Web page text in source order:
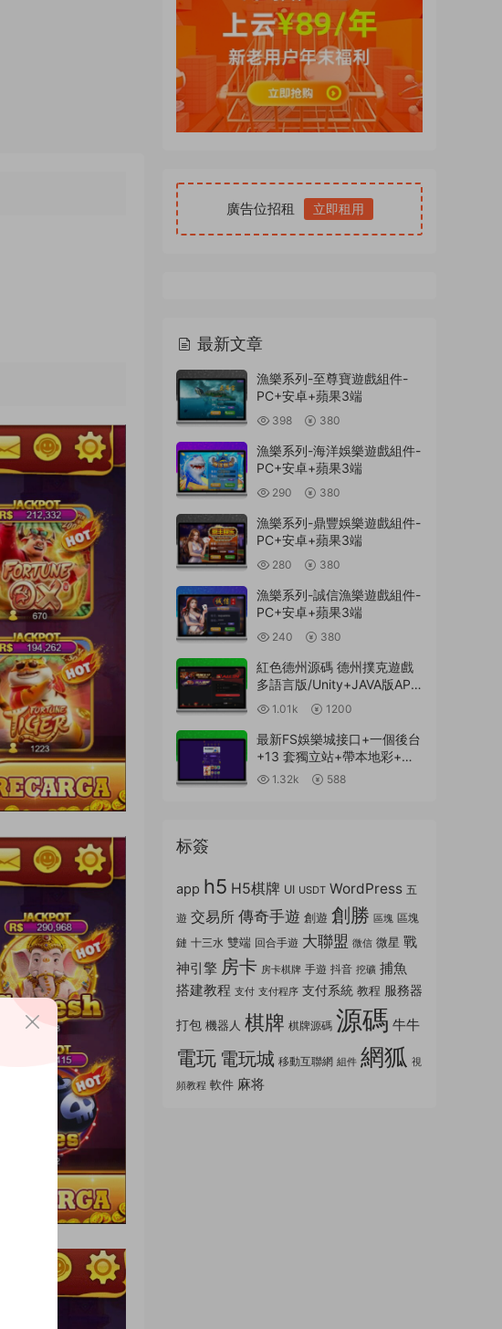
廣告位招租 立即租用
最新文章
漁樂系列-至尊寶遊戲組件-
PC+安卓+蘋果3端
398 380
漁樂系列-海洋娛樂遊戲組件-
PC+安卓+蘋果3端
290 380
漁樂系列-鼎豐娛樂遊戲組件-
PC+安卓+蘋果3端
280 380
漁樂系列-誠信漁樂遊戲組件-
PC+安卓+蘋果3端
240 380
紅色德州源碼 德州撲克遊戲
多語言版/Unity+JAVA版APP
雙端源碼/中英繁三語言+帶
控+帶彩池持倉/完美運行
1.01k 1200
最新FS娛樂城接口+一個後台
+13 套獨立站+帶本地彩+一
鍵搭建腳本
1.32k 588
标簽
app h5 H5棋牌 UI USDT WordPress 五
遊 交易所 傳奇手遊 創遊 創勝 區塊 區塊
鏈 十三水 雙端 回合手遊 大聯盟 微信 微星 戰
神引擎 房卡 房卡棋牌 手遊 抖音 挖礦 捕魚
搭建教程 支付 支付程序 支付系統 教程 服務器
打包 機器人 棋牌 棋牌源碼 源碼 牛牛
電玩 電玩城 移動互聯網 組件 網狐 視
頻教程 軟件 麻将